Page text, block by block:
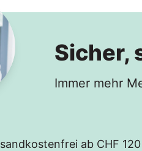
Sicher,
Immer mehr
ab CHF 120